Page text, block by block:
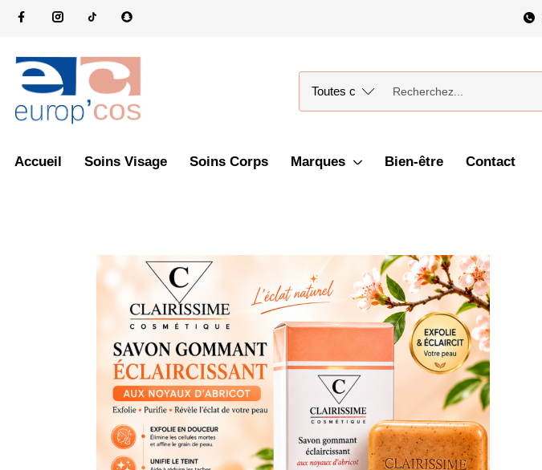
Accueil Soins Visage Soins Corps Marques Bien-être Contact